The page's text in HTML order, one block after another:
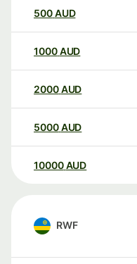
500AUD
1000AUD
2000AUD
5000AUD
10000 AUD
RWF